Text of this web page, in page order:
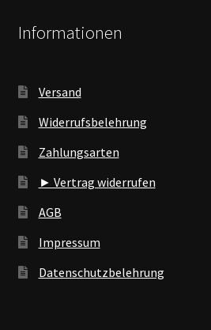
Informationen
Versand
Widerrufsbelehrung
Zahlungsarten
► Vertrag widerrufen
AGB
Impressum
Datenschutzbelehrung